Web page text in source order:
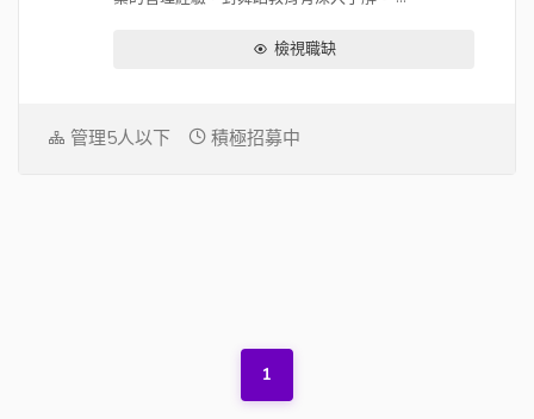
檢視職缺
管理5人以下 積極招募中
1